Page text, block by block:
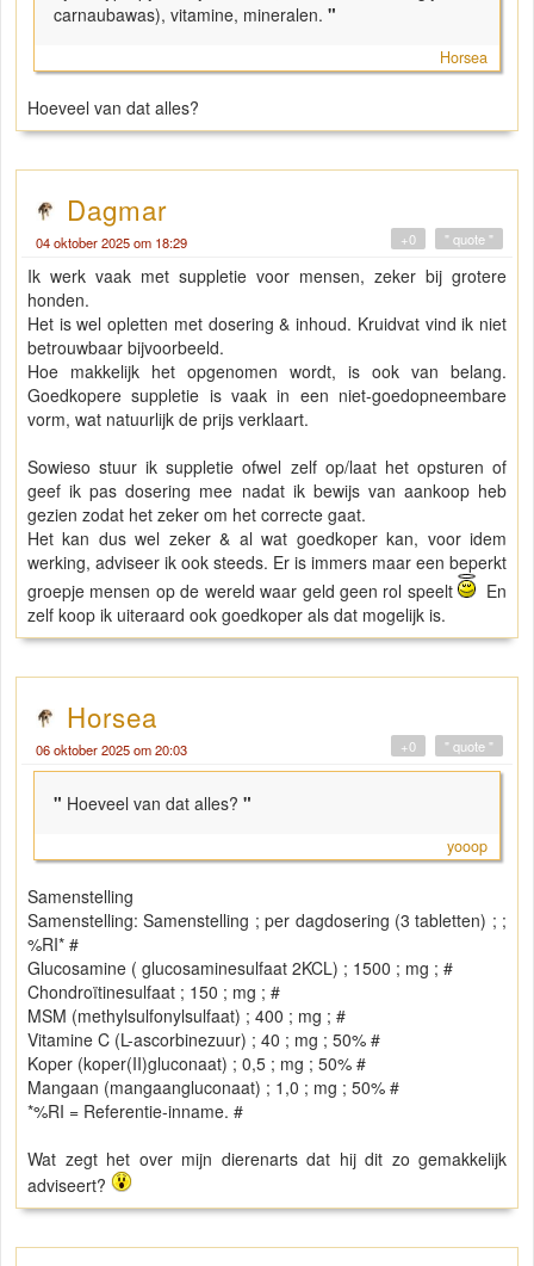
carnaubawas), vitamine, mineralen. "
Horsea
Hoeveel van dat alles?
Dagmar
04 oktober 2025 om 18:29 " quote "
+0
Ik werk vaak met suppletie voor mensen, zeker bij grotere
honden.
Het is wel opletten met dosering & inhoud. Kruidvat vind ik niet
betrouwbaar bijvoorbeeld.
Hoe makkelijk het opgenomen wordt, is ook van belang.
Goedkopere suppletie is vaak in een niet-goedopneembare
vorm, wat natuurlijk de prijs verklaart.
Sowieso stuur ik suppletie ofwel zelf op/laat het opsturen of
geef ik pas dosering mee nadat ik bewijs van aankoop heb
gezien zodat het zeker om het correcte gaat.
Het kan dus wel zeker & al wat goedkoper kan, voor idem
werking, adviseer ik ook steeds. Er is immers maar een beperkt
groepje mensen op de wereld waar geld geen rol speelt
En
zelf koop ik uiteraard ook goedkoper als dat mogelijk is.
Horsea
06 oktober 2025 om 20:03 " quote "
+0
" Hoeveel van dat alles? "
yooop
Samenstelling
Samenstelling: Samenstelling ; per dagdosering (3 tabletten) ; ;
%RI* #
Glucosamine ( glucosaminesulfaat 2KCL) ; 1500 ; mg ; #
Chondroïtinesulfaat ; 150 ; mg ; #
MSM (methylsulfonylsulfaat) ; 400 ; mg ; #
Vitamine C (L-ascorbinezuur) ; 40 ; mg ; 50% #
Koper (koper(II)gluconaat) ; 0,5 ; mg ; 50% #
Mangaan (mangaangluconaat) ; 1,0 ; mg ; 50% #
*%RI = Referentie-inname. #
Wat zegt het over mijn dierenarts dat hij dit zo gemakkelijk
adviseert?